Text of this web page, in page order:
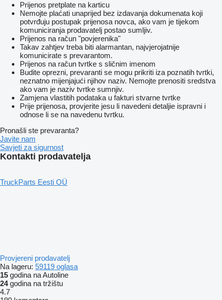
Prijenos pretplate na karticu
Nemojte plaćati unaprijed bez izdavanja dokumenata koji
potvrđuju postupak prijenosa novca, ako vam je tijekom
komuniciranja prodavatelj postao sumljiv.
Prijenos na račun "povjerenika"
Takav zahtjev treba biti alarmantan, najvjerojatnije
komunicirate s prevarantom.
Prijenos na račun tvrtke s sličnim imenom
Budite oprezni, prevaranti se mogu prikriti iza poznatih tvrtki,
neznatno mijenjajući njihov naziv. Nemojte prenositi sredstva
ako vam je naziv tvrtke sumnjiv.
Zamjena vlastitih podataka u fakturi stvarne tvrtke
Prije prijenosa, provjerite jesu li navedeni detaljie ispravni i
odnose li se na navedenu tvrtku.
Pronašli ste prevaranta?
Javite nam
Savjeti za sigurnost
Kontakti prodavatelja
TruckParts Eesti OÜ
Provjereni prodavatelj
Na lageru: 59119 oglasa
15 godina na Autoline
24godina na tržištu
4.7